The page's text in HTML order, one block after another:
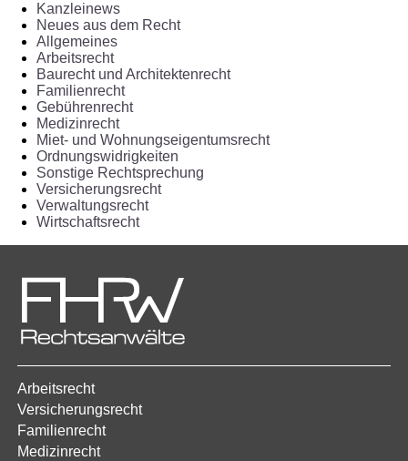
Kanzleinews
Neues aus dem Recht
Allgemeines
Arbeitsrecht
Baurecht und Architektenrecht
Familienrecht
Gebührenrecht
Medizinrecht
Miet- und Wohnungseigentumsrecht
Ordnungswidrigkeiten
Sonstige Rechtsprechung
Versicherungsrecht
Verwaltungsrecht
Wirtschaftsrecht
Arbeitsrecht
Versicherungsrecht
Familienrecht
Medizinrecht